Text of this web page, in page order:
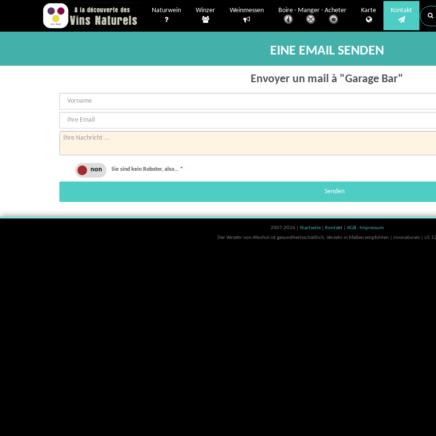
Naturwein Winzer Weinmessen Boire - Manger - Acheter Karte Kontakt
EINE EMAIL SENDEN
Envoyer un mail à "Garage Bar"
Sie sind kein Roboter, also... *
Senden
2007-2026 | Startseite Kontakt
AGB - Impressum
Der Verzehr von Alkohol ist gesundheitsschädlich, Verzehr in Maßen empfohlen | vinsnaturels |